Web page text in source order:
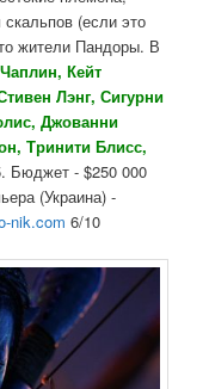
(если это
жители Пандоры. В
Кейт
Лэнг, Сигурни
Джованни
Тринити Блисс,
Бюджет - $250 000
(Украина) -
nik.com 6/10